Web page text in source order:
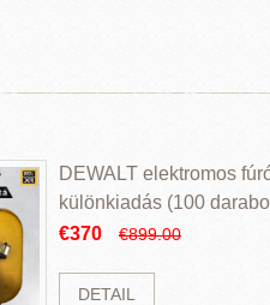
DEWALT elektromos
különkiadás (100
€370
€899.00
DETAIL